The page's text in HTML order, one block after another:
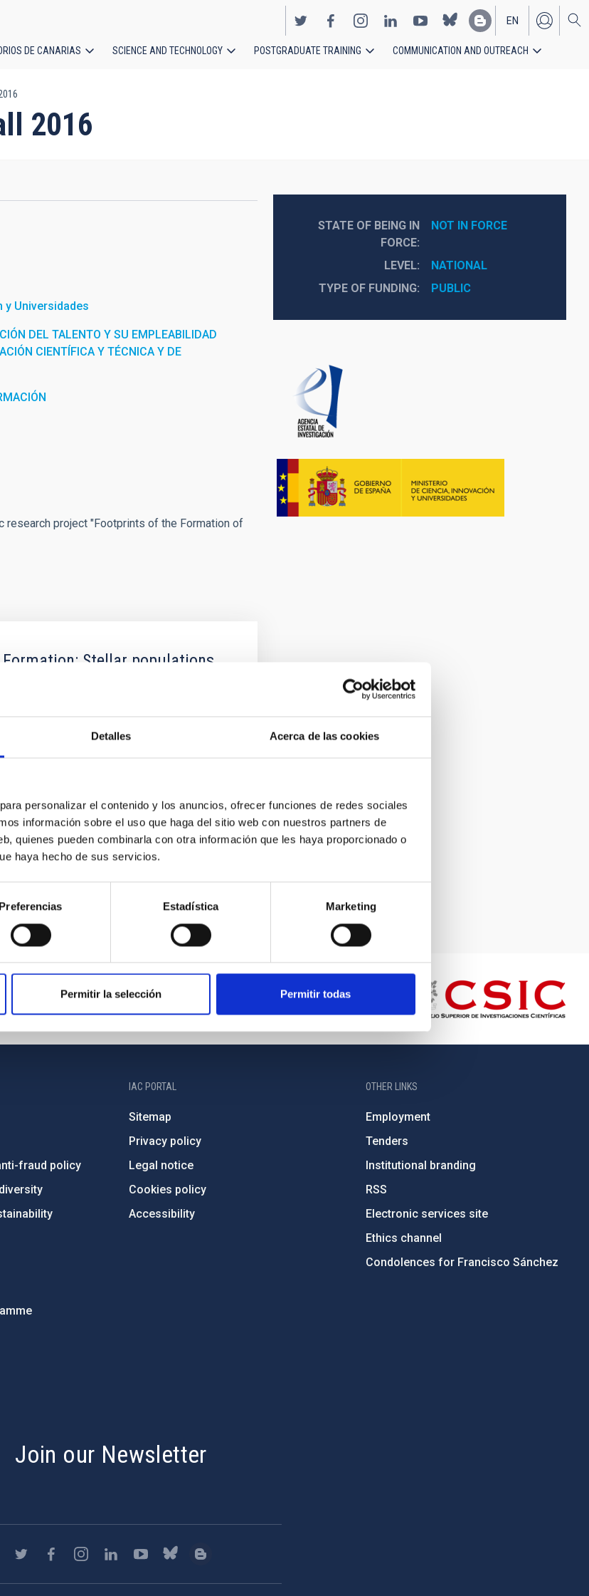
Detalles Acerca de las cookies
personalizar el contenido y los anuncios, ofrecer funciones de redes sociales
información sobre el uso que haga del sitio web con nuestros partners de
quienes pueden combinarla con otra información que les haya proporcionado o
haya hecho de sus servicios.
Preferencias Estadística Marketing
Permitir la selección Permitir todas
EN
ES
DE CANARIAS SCIENCE AND TECHNOLOGY POSTGRADUATE TRAINING COMMUNICATION AND OUTREACH
2016
y Universidades
DEL TALENTO Y SU EMPLEABILIDAD
CIENTÍFICA Y TÉCNICA Y DE
research project "Footprints of the Formation of
Stellar populations,
stellar population analysis, we are
developing new tools and ideas to
came to be what we now observe.
STATE OF BEING IN
FORCE
NOT IN FORCE
LEVEL
NATIONAL
TYPE OF FUNDING
PUBLIC
fraud policy
IAC PORTAL
Sitemap
Privacy policy
Legal notice
Cookies policy
Accessibility
OTHER LINKS
Employment
Tenders
Institutional branding
RSS
Electronic services site
Ethics channel
Condolences for Francisco Sánchez
Join our Newsletter